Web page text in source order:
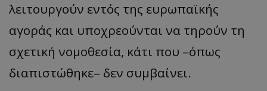
λειτουργούν εντός της ευρωπαϊκής
αγοράς και υποχρεούνται να τηρούν τη
σχετική νομοθεσία, κάτι που –όπως
διαπιστώθηκε– δεν συμβαίνει.